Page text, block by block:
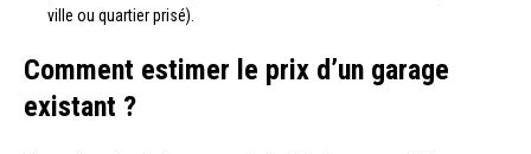
ville ou quartier prisé).
Comment estimer le prix d’un garage
existant ?